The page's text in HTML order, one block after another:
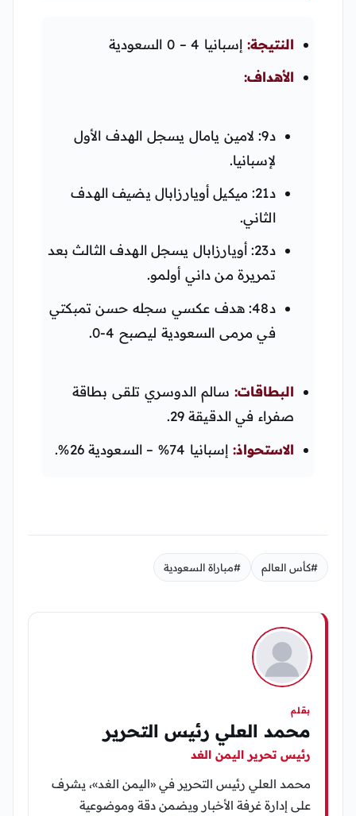
النتيجة: إسبانيا 4 – 0 السعودية
الأهداف:
د9: لامين يامال يسجل الهدف الأول
لإسبانيا.
د21: ميكيل أويارزابال يضيف الهدف
الثاني.
د23: أويارزابال يسجل الهدف الثالث بعد
تمريرة من داني أولمو.
د48: هدف عكسي سجله حسن تمبكتي
في مرمى السعودية ليصبح 4-0.
البطاقات: سالم الدوسري تلقى بطاقة
صفراء في الدقيقة 29.
الاستحواذ: إسبانيا 74% – السعودية 26%.
#كأس العالم #مباراة السعودية
بقلم
محمد العلي رئيس التحرير
رئيس تحرير اليمن الغد
محمد العلي رئيس التحرير في «اليمن الغد»، يشرف
على إدارة غرفة الأخبار ويضمن دقة وموضوعية